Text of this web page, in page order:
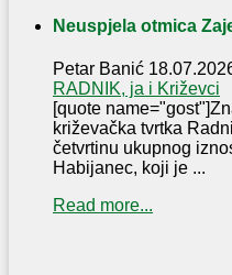
Neuspjela otmica
Petar Banić
RADNIK, ja i Križevci
[quote
križevačka tvrtka
četvrtinu ukupnog
Habijanec, koji je ...
Read more...